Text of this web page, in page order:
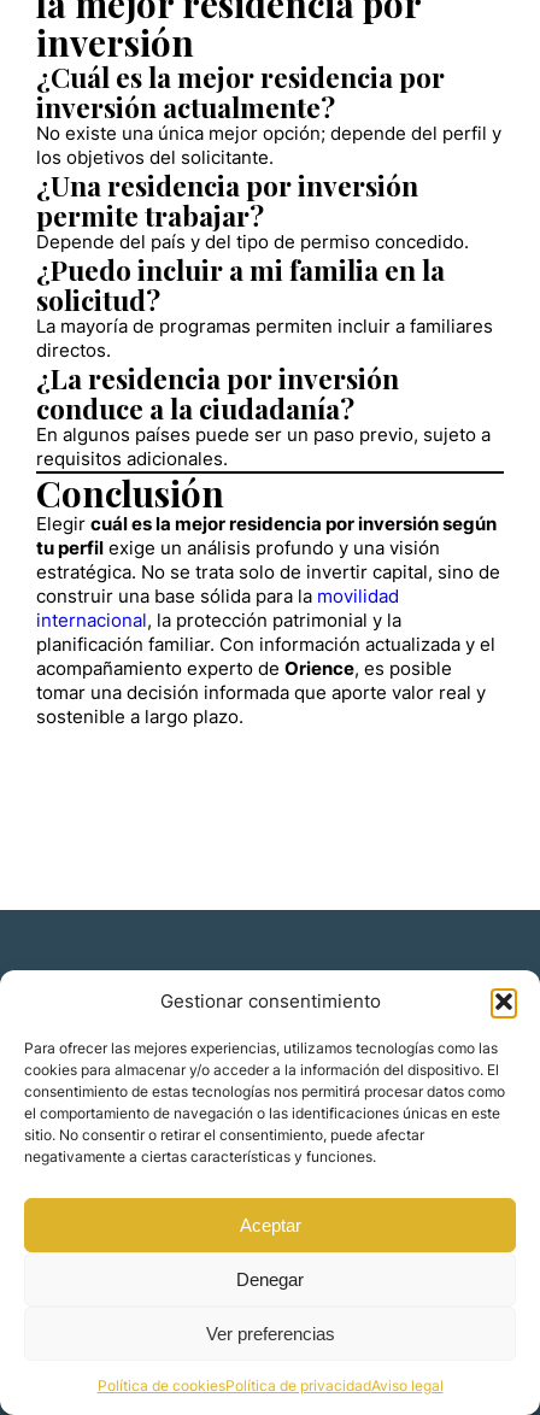
Gestionar consentimiento
Para ofrecer las mejores experiencias, utilizamos tecnologías como las
cookies para almacenar y/o acceder a la información del dispositivo. El
consentimiento de estas tecnologías nos permitirá procesar datos como
el comportamiento de navegación o las identificaciones únicas en este
sitio. No consentir o retirar el consentimiento, puede afectar
negativamente a ciertas características y funciones.
Aceptar
Denegar
Ver preferencias
Política de cookiesPolítica de privacidadAviso legal
inversión
¿Cuál es la mejor residencia por
inversión actualmente?
No existe una única mejor opción; depende del perfil y
los objetivos del solicitante.
¿Una residencia por inversión
permite trabajar?
Depende del país y del tipo de permiso concedido.
¿Puedo incluir a mi familia en la
solicitud?
La mayoría de programas permiten incluir a familiares
directos.
¿La residencia por inversión
conduce a la ciudadanía?
En algunos países puede ser un paso previo, sujeto a
requisitos adicionales.
Conclusión
Elegir cuál es la mejor residencia por inversión según
tu perfil exige un análisis profundo y una visión
estratégica. No se trata solo de invertir capital, sino de
construir una base sólida para la movilidad
internacional, la protección patrimonial y la
planificación familiar. Con información actualizada y el
acompañamiento experto de Orience, es posible
tomar una decisión informada que aporte valor real y
sostenible a largo plazo.
Residencia y ciudadanía
Migración corporativa
Nómadas digitales
Colabora con nosotros
Quiénes somos
Contacto
Localizaciones
Orience | © 2025 Todos los derechos reservados
Made byMindset Digital